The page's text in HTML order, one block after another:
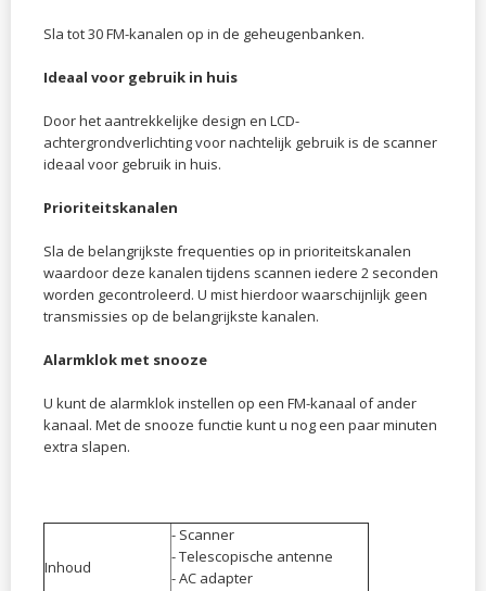
Sla tot 30 FM-kanalen op in de geheugenbanken.
Ideaal voor gebruik in huis
Door het aantrekkelijke design en LCD-
achtergrondverlichting voor nachtelijk gebruik is de scanner
ideaal voor gebruik in huis.
Prioriteitskanalen
Sla de belangrijkste frequenties op in prioriteitskanalen
waardoor deze kanalen tijdens scannen iedere 2 seconden
worden gecontroleerd. U mist hierdoor waarschijnlijk geen
transmissies op de belangrijkste kanalen.
Alarmklok met snooze
U kunt de alarmklok instellen op een FM-kanaal of ander
kanaal. Met de snooze functie kunt u nog een paar minuten
extra slapen.
Inhoud
- Scanner
- Telescopische antenne
- AC adapter